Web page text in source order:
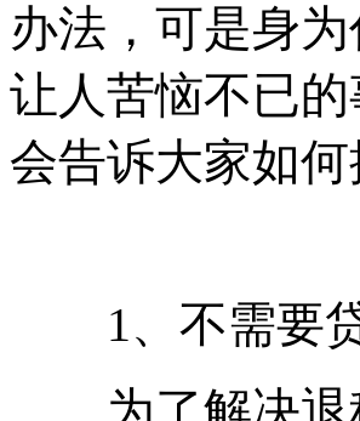
办法，可是身
让人苦恼不已
会告诉大家如
1、不需要